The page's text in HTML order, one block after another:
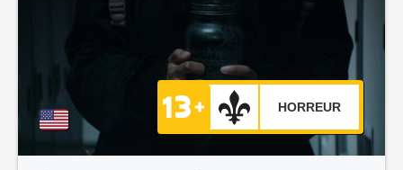
HORREUR